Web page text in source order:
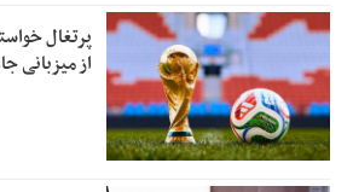
پرتغال
از میزبانی جام